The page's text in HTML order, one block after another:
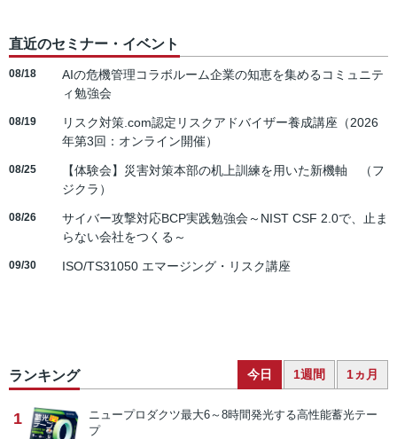
直近のセミナー・イベント
08/18
AIの危機管理コラボルーム企業の知恵を集めるコミュニテ
ィ勉強会
08/19
リスク対策.com認定リスクアドバイザー養成講座（2026
年第3回：オンライン開催）
08/25
【体験会】災害対策本部の机上訓練を用いた新機軸 （フ
ジクラ）
08/26
サイバー攻撃対応BCP実践勉強会～NIST CSF 2.0で、止ま
らない会社をつくる～
09/30 ISO/TS31050 エマージング・リスク講座
ランキング 今日 1週間 1ヵ月
1 ニュープロダクツ最大6～8時間発光する高性能蓄光テー
プ